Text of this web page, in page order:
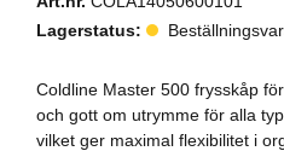
Fritöstillbehör
Lagerstatus:
Coldline Master 500 frysskåp
och gott om utrymme för alla
vilket ger maximal flexibilitet i